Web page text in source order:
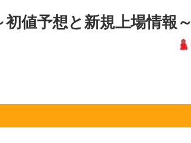
値予想と新規上場情報～